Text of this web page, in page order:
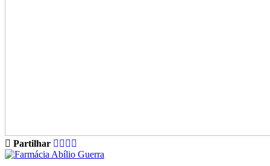
Partilhar